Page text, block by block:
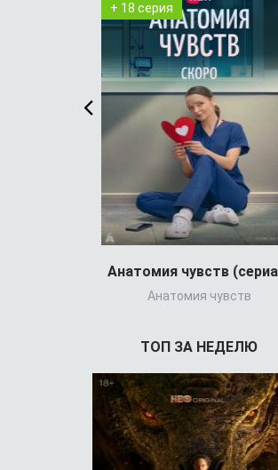
+ 18 серия
Анатомия чувств
Анатомия чувств
ТОП ЗА НЕДЕЛЮ